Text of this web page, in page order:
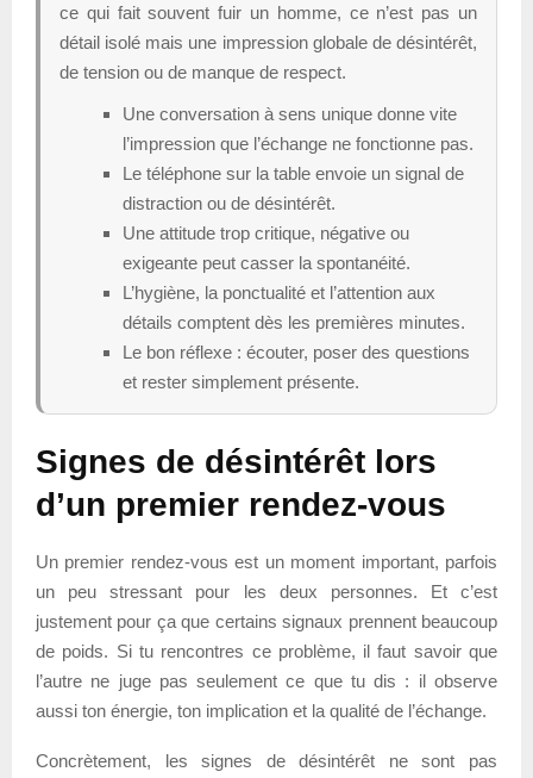
ce qui fait souvent fuir un homme, ce n’est pas un
détail isolé mais une impression globale de désintérêt,
de tension ou de manque de respect.
Une conversation à sens unique donne vite
l’impression que l’échange ne fonctionne pas.
Le téléphone sur la table envoie un signal de
distraction ou de désintérêt.
Une attitude trop critique, négative ou
exigeante peut casser la spontanéité.
L’hygiène, la ponctualité et l’attention aux
détails comptent dès les premières minutes.
Le bon réflexe : écouter, poser des questions
et rester simplement présente.
Signes de désintérêt lors
d’un premier rendez-vous
Un premier rendez-vous est un moment important, parfois
un peu stressant pour les deux personnes. Et c’est
justement pour ça que certains signaux prennent beaucoup
de poids. Si tu rencontres ce problème, il faut savoir que
l’autre ne juge pas seulement ce que tu dis : il observe
aussi ton énergie, ton implication et la qualité de l’échange.
Concrètement, les signes de désintérêt ne sont pas